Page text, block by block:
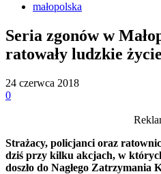
małopolska
Seria zgonów w
ratowały ludzkie
24 czerwca 2018
0
Strażacy, policjanci oraz
dziś przy kilku akcjach, w
doszło do Nagłego Zatrzymania